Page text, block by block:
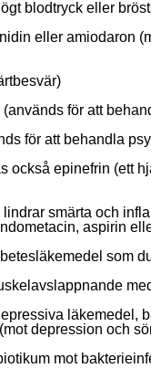
blodtryck eller
eller amiodaron
(används för att
för att behandla
också epinefrin (ett
lindrar smärta och
aspirin
som
läkemedel,
depression och
mot